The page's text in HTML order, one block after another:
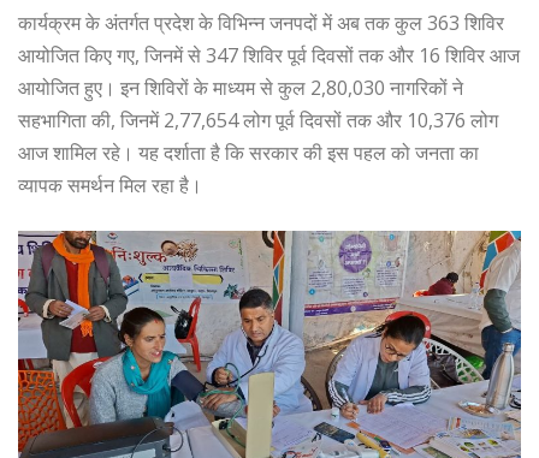
कार्यक्रम के अंतर्गत प्रदेश के विभिन्न जनपदों में अब तक कुल 363 शिविर
आयोजित किए गए, जिनमें से 347 शिविर पूर्व दिवसों तक और 16 शिविर आज
आयोजित हुए। इन शिविरों के माध्यम से कुल 2,80,030 नागरिकों ने
सहभागिता की, जिनमें 2,77,654 लोग पूर्व दिवसों तक और 10,376 लोग
आज शामिल रहे। यह दर्शाता है कि सरकार की इस पहल को जनता का
व्यापक समर्थन मिल रहा है।